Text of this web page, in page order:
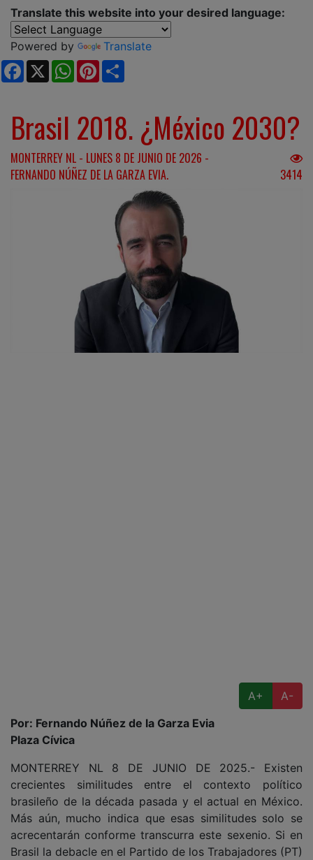
Translate this website into your desired language:
Powered by
Translate
Facebook
X WhatsApp
Pinterest
Brasil 2018. ¿México 2030?
MONTERREY NL - LUNES 8 DE JUNIO DE 2026 -
FERNANDO NÚÑEZ DE LA GARZA EVIA.
3414
A+
A-
Por: Fernando Núñez de la Garza Evia
Plaza Cívica
MONTERREY NL 8 DE JUNIO DE 2025.- Existen
crecientes similitudes entre el contexto político
brasileño de la década pasada y el actual en México.
Más aún, mucho indica que esas similitudes solo se
acrecentarán conforme transcurra este sexenio. Si en
Brasil la debacle en el Partido de los Trabajadores (PT)